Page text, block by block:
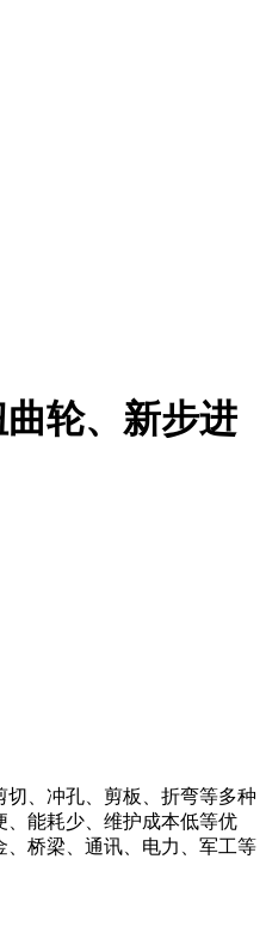
轮、新步进
切、冲孔、剪板、折弯等多种
能耗少、维护成本低等优
、桥梁、通讯、电力、军工等